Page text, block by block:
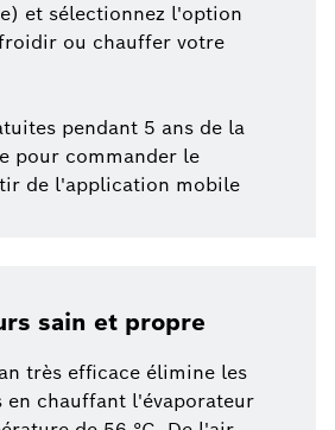
et sélectionnez l'option
ou chauffer votre
pendant 5 ans de la
pour commander le
de l'application mobile
sain et propre
très efficace élimine les
en chauffant l'évaporateur